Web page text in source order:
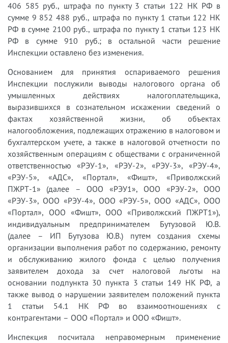
406 585 руб., штрафа по пункту 3 статьи 122 НК РФ в
сумме 9 852 488 руб., штрафа по пункту 1 статьи 122 НК
РФ в сумме 2100 руб., штрафа по пункту 1 статьи 123 НК
РФ в сумме 910 руб.; в остальной части решение
Инспекции оставлено без изменения.
Основанием для принятия оспариваемого решения
Инспекции послужили выводы налогового органа об
умышленных действиях налогоплательщика,
выразившихся в сознательном искажении сведений о
фактах хозяйственной жизни, об объектах
налогообложения, подлежащих отражению в налоговом и
бухгалтерском учете, а также в налоговой отчетности по
хозяйственным операциям с обществами с ограниченной
ответственностью «РЭУ-1», «РЭУ-2», «РЭУ-3», «РЭУ-4»,
«РЭУ-5», «АДС», «Портал», «Фишт», «Приволжский
ПЖРТ-1» (далее – ООО «РЭУ1», ООО «РЭУ-2», ООО
«РЭУ-3», ООО «РЭУ-4», ООО «РЭУ-5», ООО «АДС», ООО
«Портал», ООО «Фишт», ООО «Приволжский ПЖРТ1»),
индивидуальным предпринимателем Бутузовой Ю.В.
(далее – ИП Бутузова Ю.В.) путем создания схемы
организации выполнения работ по содержанию, ремонту
и обслуживанию жилого фонда с целью получения
заявителем дохода за счет налоговой льготы на
основании подпункта 30 пункта 3 статьи 149 НК РФ, а
также вывод о нарушении заявителем положений пункта
1 статьи 54.1 НК РФ во взаимоотношениях с
контрагентами – ООО «Портал» и ООО «Фишт».
Инспекция посчитала неправомерным применение